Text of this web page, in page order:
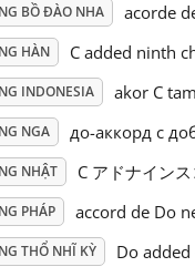
BỒ ĐÀO NHA acorde
HÀN C added ninth
INDONESIA akor C
NGA до-аккорд с
NHẬT C アドナイン
PHÁP accord de Do
THỔ NHĨ KỲ Do